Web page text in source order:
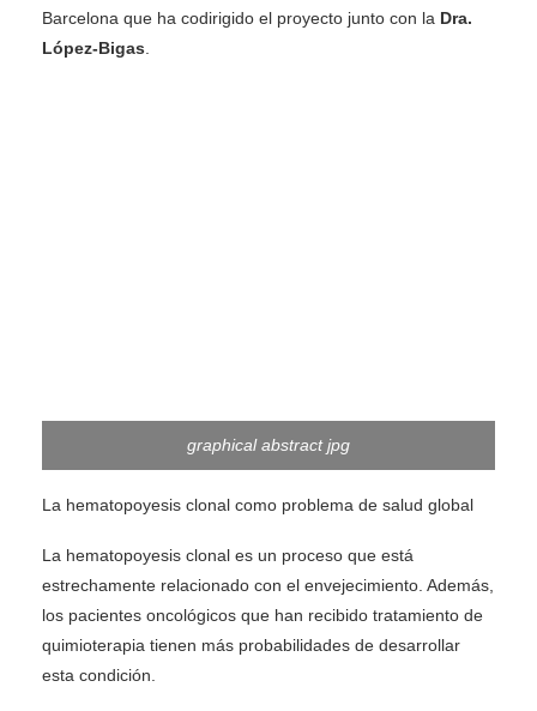
Barcelona que ha codirigido el proyecto junto con la Dra.
López-Bigas.
graphical abstract jpg
La hematopoyesis clonal como problema de salud global
La hematopoyesis clonal es un proceso que está
estrechamente relacionado con el envejecimiento. Además,
los pacientes oncológicos que han recibido tratamiento de
quimioterapia tienen más probabilidades de desarrollar
esta condición.